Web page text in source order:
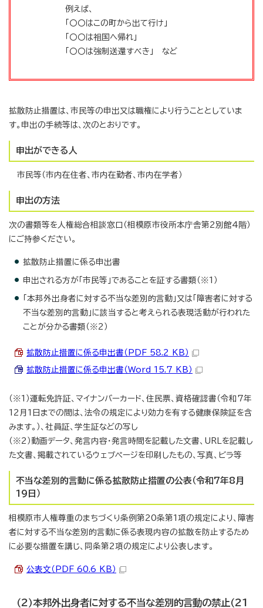
例えば、
「〇〇はこの町から出て行け」
「〇〇は祖国へ帰れ」
「〇〇は強制送還すべき」 など
拡散防止措置は、市民等の申出又は職権により行うこととしていま
す。申出の手続等は、次のとおりです。
申出ができる人
市民等（市内在住者、市内在勤者、市内在学者）
申出の方法
次の書類等を人権総合相談窓口（相模原市役所本庁舎第2別館4階）
にご持参ください。
拡散防止措置に係る申出書
申出される方が「市民等」であることを証する書類（※1）
「本邦外出身者に対する不当な差別的言動」又は「障害者に対する
不当な差別的言動」に該当すると考えられる表現活動が行われた
ことが分かる書類（※2）
拡散防止措置に係る申出書（PDF 58.2 KB）
拡散防止措置に係る申出書（Word 15.7 KB）
（※1）運転免許証、マイナンバーカード、住民票、資格確認書（令和7年
12月1日までの間は、法令の規定により効力を有する健康保険証を含
みます。）、社員証、学生証などの写し
（※2）動画データ、発言内容・発言時間を記載した文書、URLを記載し
た文書、掲載されているウェブページを印刷したもの、写真、ビラ等
不当な差別的言動に係る拡散防止措置の公表（令和7年8月
19日）
相模原市人権尊重のまちづくり条例第20条第1項の規定により、障害
者に対する不当な差別的言動に係る表現内容の拡散を防止するため
に必要な措置を講じ、同条第2項の規定により公表します。
公表文（PDF 60.6 KB）
（2）本邦外出身者に対する不当な差別的言動の禁止（21